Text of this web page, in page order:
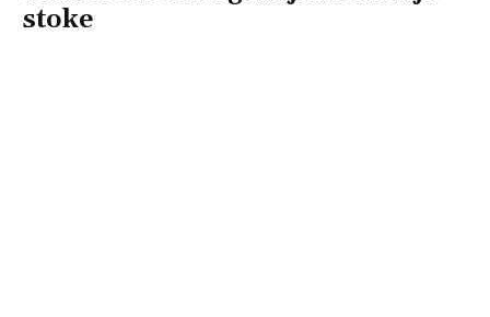
stoke